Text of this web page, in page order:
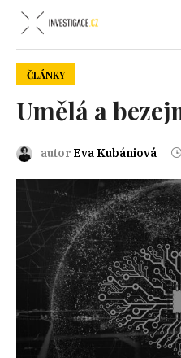
ČLÁNKY
Umělá a
autor Eva Kubániová